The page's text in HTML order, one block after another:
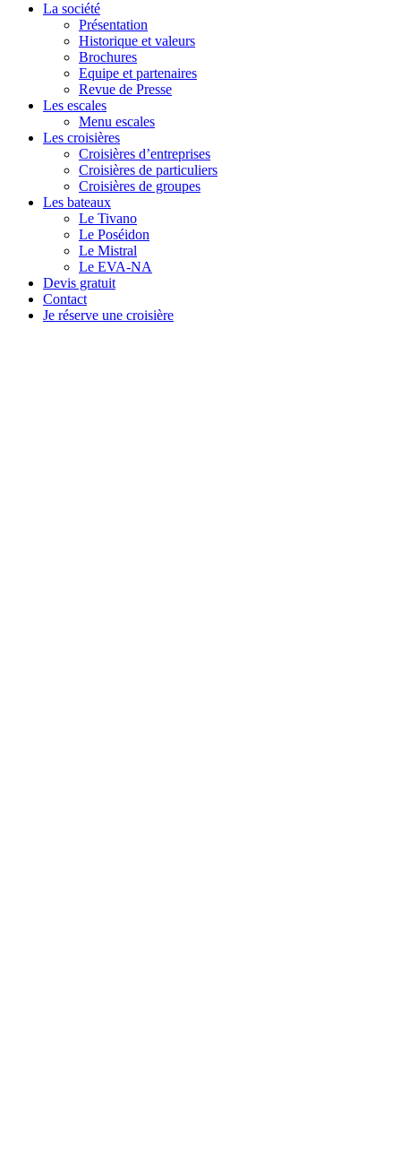
La société
Présentation
Historique et valeurs
Brochures
Equipe et partenaires
Revue de Presse
Les escales
Menu escales
Les croisières
Croisières d’entreprises
Croisières de particuliers
Croisières de groupes
Les bateaux
Le Tivano
Le Poséidon
Le Mistral
Le EVA-NA
Devis gratuit
Contact
Je réserve une croisière